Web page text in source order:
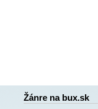
Žánre na bux.sk